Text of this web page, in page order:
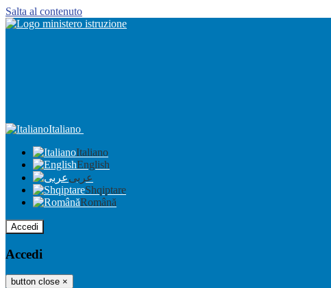
Salta al contenuto
Italiano
Italiano
English
عربى
Shqiptare
Română
Accedi
Accedi
button close ×